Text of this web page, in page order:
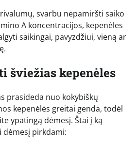
svarbu nepamiršti saiko
A koncentracijos, kepenėles
saikingai, pavyzdžiui, vieną ar
šviežias kepenėles
prasideda nuo kokybiškų
kepenėlės greitai genda, todėl
ypatingą dėmesį. Štai į ką
pirkdami: